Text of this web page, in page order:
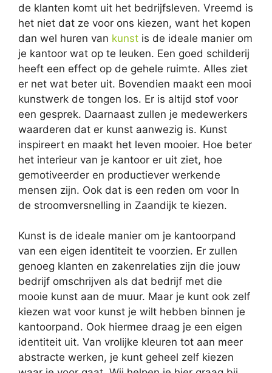
de klanten komt uit het bedrijfsleven. Vreemd is
het niet dat ze voor ons kiezen, want het kopen
dan wel huren van kunst is de ideale manier om
je kantoor wat op te leuken. Een goed schilderij
heeft een effect op de gehele ruimte. Alles ziet
er net wat beter uit. Bovendien maakt een mooi
kunstwerk de tongen los. Er is altijd stof voor
een gesprek. Daarnaast zullen je medewerkers
waarderen dat er kunst aanwezig is. Kunst
inspireert en maakt het leven mooier. Hoe beter
het interieur van je kantoor er uit ziet, hoe
gemotiveerder en productiever werkende
mensen zijn. Ook dat is een reden om voor In
de stroomversnelling in Zaandijk te kiezen.
Kunst is de ideale manier om je kantoorpand
van een eigen identiteit te voorzien. Er zullen
genoeg klanten en zakenrelaties zijn die jouw
bedrijf omschrijven als dat bedrijf met die
mooie kunst aan de muur. Maar je kunt ook zelf
kiezen wat voor kunst je wilt hebben binnen je
kantoorpand. Ook hiermee draag je een eigen
identiteit uit. Van vrolijke kleuren tot aan meer
abstracte werken, je kunt geheel zelf kiezen